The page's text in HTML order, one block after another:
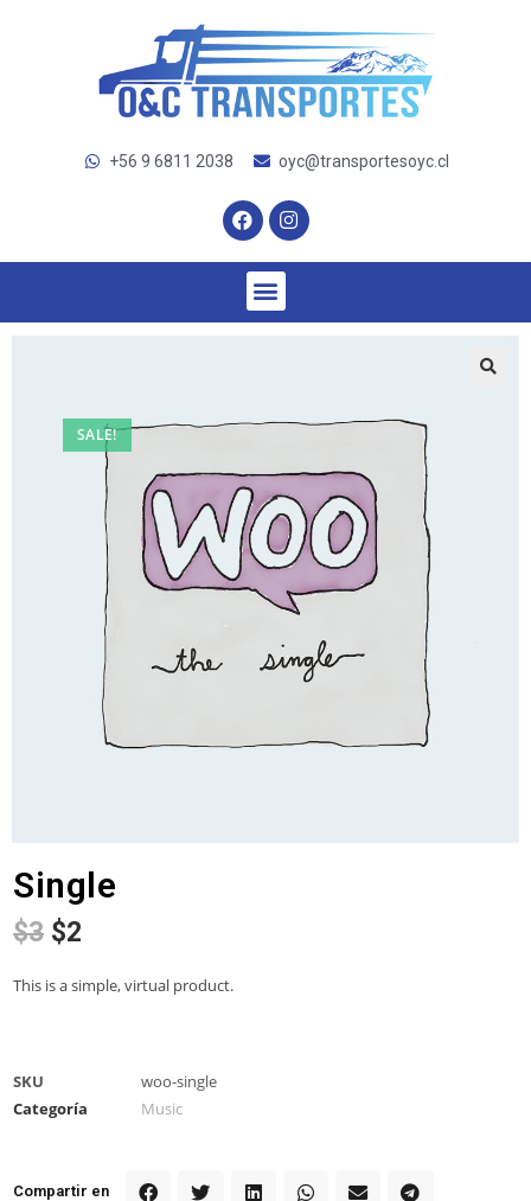
+56 9 6811 2038 oyc@transportesoyc.cl
SALE!
Single
$3 $2
This is a simple, virtual product.
SKU
woo-single
Categoría
Music
Compartir en